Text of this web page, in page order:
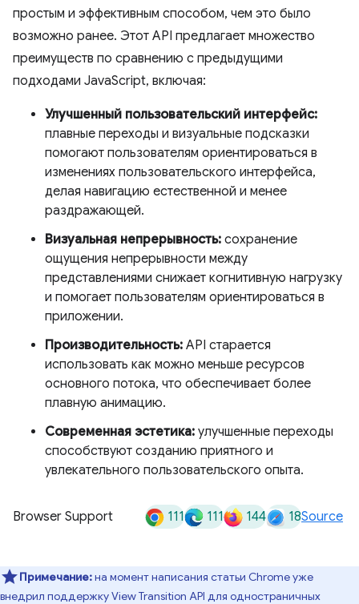
простым и эффективным способом, чем это было
возможно ранее. Этот API предлагает множество
преимуществ по сравнению с предыдущими
подходами JavaScript, включая:
Улучшенный пользовательский интерфейс:
плавные переходы и визуальные подсказки
помогают пользователям ориентироваться в
изменениях пользовательского интерфейса,
делая навигацию естественной и менее
раздражающей.
Визуальная непрерывность: сохранение
ощущения непрерывности между
представлениями снижает когнитивную нагрузку
и помогает пользователям ориентироваться в
приложении.
Производительность: API старается
использовать как можно меньше ресурсов
основного потока, что обеспечивает более
плавную анимацию.
Современная эстетика: улучшенные переходы
способствуют созданию приятного и
увлекательного пользовательского опыта.
Browser Support 111 111 144 18Source
Примечание:на момент написания статьи Chrome уже
внедрил поддержку View Transition API для одностраничных